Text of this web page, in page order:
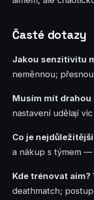
Časté dotazy
Jakou senzitivitu
neměnnou;
Musím mít drahou
nastavení udělají
Co je
a nákup s týmem
Kde trénovat aim?
deathmatch;